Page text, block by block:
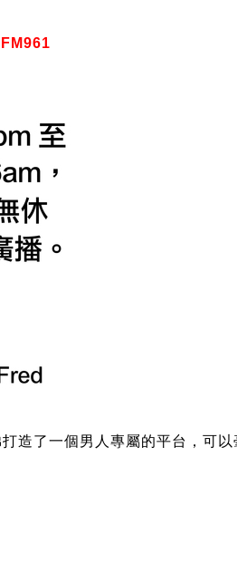
FM961
造了一個男人專屬的平台，可